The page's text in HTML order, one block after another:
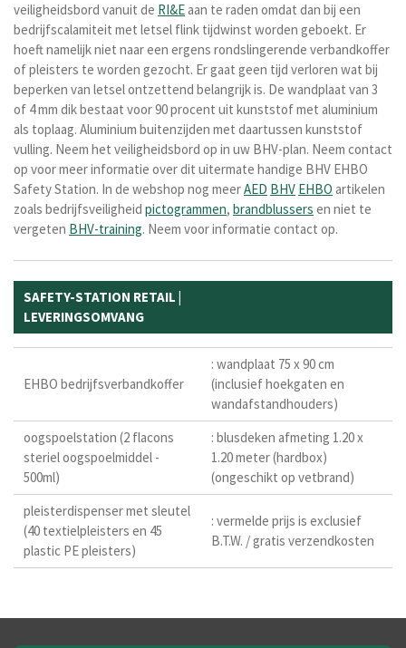
veiligheidsbord vanuit de RI&E aan te raden omdat dan bij een
bedrijfscalamiteit met letsel flink tijdwinst worden geboekt. Er
hoeft namelijk niet naar een ergens rondslingerende verbandkoffer
of pleisters te worden gezocht. Er gaat geen tijd verloren wat bij
beperken van letsel ontzettend belangrijk is. De wandplaat van 3
of 4 mm dik bestaat voor 90 procent uit kunststof met aluminium
als toplaag. Aluminium buitenzijden met daartussen kunststof
vulling. Neem het veiligheidsbord op in uw BHV-plan. Neem contact
op voor meer informatie over dit uitermate handige BHV EHBO
Safety Station. In de webshop nog meerAED BHV EHBO artikelen
zoals bedrijfsveiligheid pictogrammen, brandblussers en niet te
vergeten BHV-training. Neem voor informatie contact op.
SAFETY-STATION RETAIL |
LEVERINGSOMVANG
EHBO bedrijfsverbandkoffer
: wandplaat 75 x 90 cm
(inclusief hoekgaten en
wandafstandhouders)
oogspoelstation (2 flacons
steriel oogspoelmiddel -
500ml)
: blusdeken afmeting 1.20 x
1.20 meter (hardbox)
(ongeschikt op vetbrand)
pleisterdispenser met sleutel
(40 textielpleisters en 45
plastic PE pleisters)
: vermelde prijs is exclusief
B.T.W. / gratis verzendkosten